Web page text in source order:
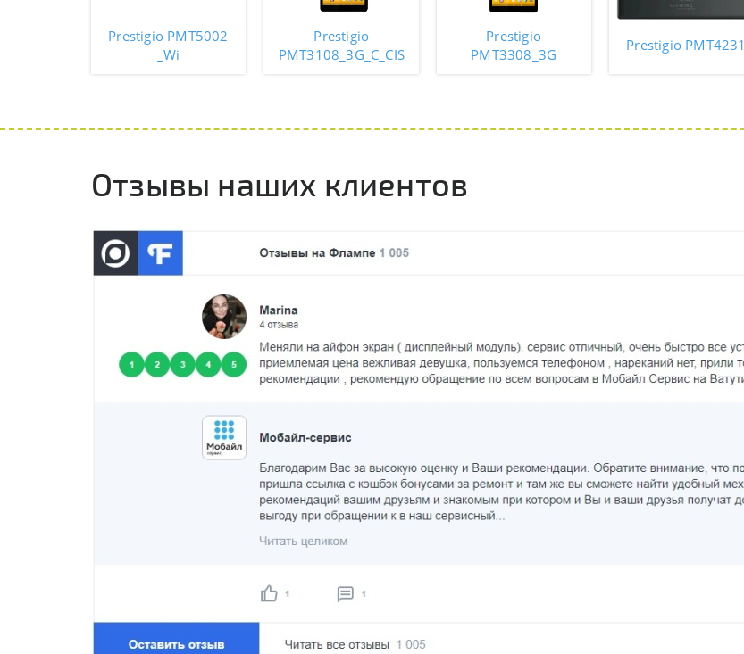
Prestigio PMT5002
_Wi
Prestigio
PMT3108_3G_C_CIS
Prestigio
PMT3308_3G
Prestigio PMT4231
Отзывы наших клиентов